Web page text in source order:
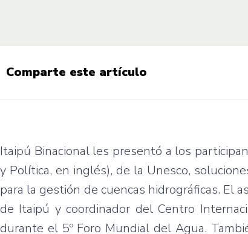
Comparte este artículo
Itaipú Binacional les presentó a los
y Política, en inglés), de la Unesco,
para la gestión de cuencas hidrográficas. El
de Itaipú y coordinador del Centro
durante el 5º Foro Mundial del Agua.